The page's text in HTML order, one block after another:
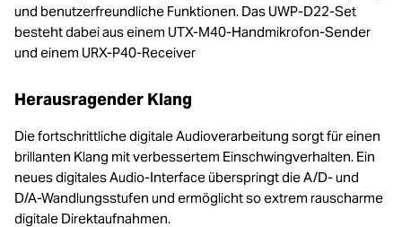
und benutzerfreundliche Funktionen. Das UWP-D22-Set
besteht dabei aus einem UTX-M40-Handmikrofon-Sender
und einem URX-P40-Receiver
Herausragender Klang
Die fortschrittliche digitale Audioverarbeitung sorgt für einen
brillanten Klang mit verbessertem Einschwingverhalten. Ein
neues digitales Audio-Interface überspringt die A/D- und
D/A-Wandlungsstufen und ermöglicht so extrem rauscharme
digitale Direktaufnahmen.